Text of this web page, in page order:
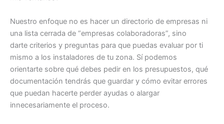
Nuestro enfoque no es hacer un directorio de empresas ni
una lista cerrada de “empresas colaboradoras”, sino
darte criterios y preguntas para que puedas evaluar por ti
mismo a los instaladores de tu zona. Sí podemos
orientarte sobre qué debes pedir en los presupuestos, qué
documentación tendrás que guardar y cómo evitar errores
que puedan hacerte perder ayudas o alargar
innecesariamente el proceso.